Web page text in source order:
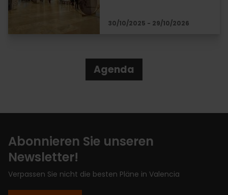
30/10/2025 - 29/10/2026
Agenda
Abonnieren Sie unseren
Newsletter!
Verpassen Sie nicht die besten Pläne in Valencia